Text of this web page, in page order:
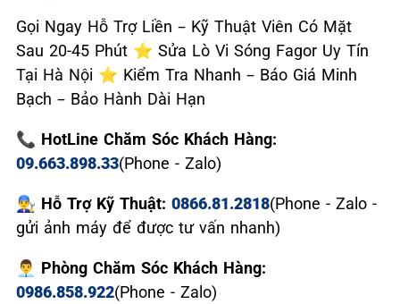
Gọi Ngay Hỗ Trợ Liền – Kỹ Thuật Viên Có Mặt
Sau 20-45 Phút ⭐ Sửa Lò Vi Sóng Fagor Uy Tín
Tại Hà Nội ⭐ Kiểm Tra Nhanh – Báo Giá Minh
Bạch – Bảo Hành Dài Hạn
📞 HotLine Chăm Sóc Khách Hàng:
09.663.898.33(Phone - Zalo)
👨‍🔧 Hỗ Trợ Kỹ Thuật: 0866.81.2818(Phone - Zalo -
gửi ảnh máy để được tư vấn nhanh)
👨‍💼 Phòng Chăm Sóc Khách Hàng:
0986.858.922(Phone - Zalo)